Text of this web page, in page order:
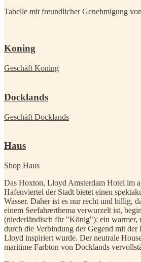
Tabelle mit freundlicher Genehmigung
Koning
Geschäft Koning
Docklands
Geschäft Docklands
Haus
Shop Haus
Das Hoxton, Lloyd Amsterdam Hotel im
Hafenviertel der Stadt bietet einen
Wasser. Daher ist es nur recht und billig,
einem Seefahrerthema verwurzelt ist,
(niederländisch für "König"): ein warmer,
durch die Verbindung der Gegend mit der
Lloyd inspiriert wurde. Der neutrale
maritime Farbton von Docklands